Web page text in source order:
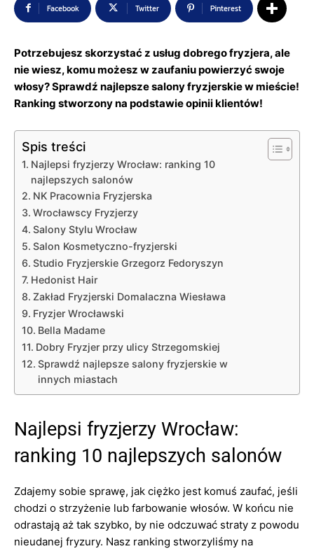
Facebook Twitter Pinterest
Potrzebujesz skorzystać z usług dobrego fryzjera, ale
nie wiesz, komu możesz w zaufaniu powierzyć swoje
włosy? Sprawdź najlepsze salony fryzjerskie w mieście!
Ranking stworzony na podstawie opinii klientów!
Spis treści
Najlepsi fryzjerzy Wrocław: ranking 10
najlepszych salonów
NK Pracownia Fryzjerska
Wrocławscy Fryzjerzy
Salony Stylu Wrocław
Salon Kosmetyczno-fryzjerski
Studio Fryzjerskie Grzegorz Fedoryszyn
Hedonist Hair
Zakład Fryzjerski Domalaczna Wiesława
Fryzjer Wrocławski
Bella Madame
Dobry Fryzjer przy ulicy Strzegomskiej
Sprawdź najlepsze salony fryzjerskie w
innych miastach
Najlepsi fryzjerzy Wrocław:
ranking 10 najlepszych salonów
Zdajemy sobie sprawę, jak ciężko jest komuś zaufać, jeśli
chodzi o strzyżenie lub farbowanie włosów. W końcu nie
odrastają aż tak szybko, by nie odczuwać straty z powodu
nieudanej fryzury. Nasz ranking stworzyliśmy na